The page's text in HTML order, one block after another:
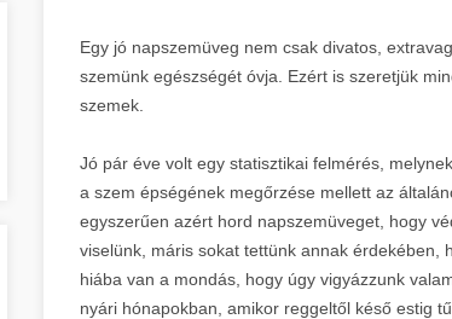
Egy jó napszemüveg nem csak divatos,
szemünk egészségét óvja. Ezért is szeretjük
szemek.
Jó pár éve volt egy statisztikai felmérés,
a szem épségének megőrzése mellett az
egyszerűen azért hord napszemüveget, hogy
viselünk, máris sokat tettünk annak érdekében,
hiába van a mondás, hogy úgy vigyázzunk
nyári hónapokban, amikor reggeltől késő estig